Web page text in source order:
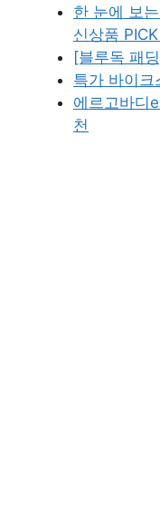
한 눈에 보
신상품
[블루독 패
특가 바이크
에르고바디
천